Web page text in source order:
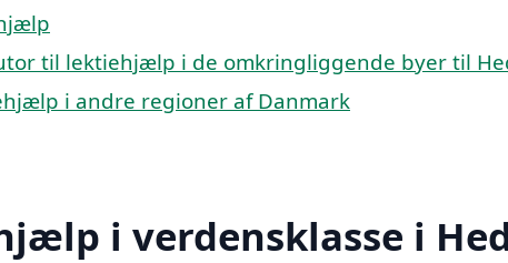
til lektiehjælp i de omkringliggende byer til
i andre regioner af Danmark
i verdensklasse i